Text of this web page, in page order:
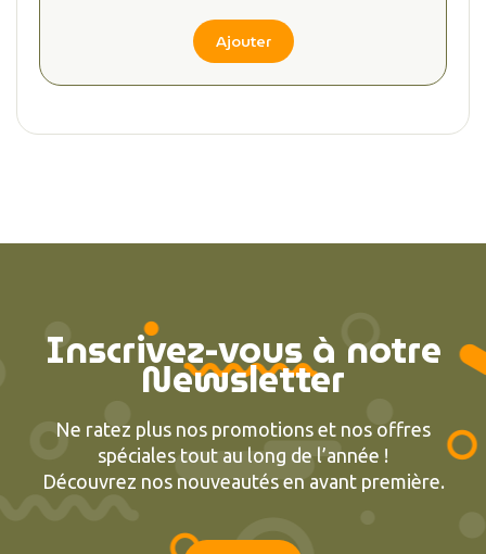
Ajouter
Inscrivez-vous à notre
Newsletter
Ne ratez plus nos promotions et nos offres
spéciales tout au long de l’année !
Découvrez nos nouveautés en avant première.